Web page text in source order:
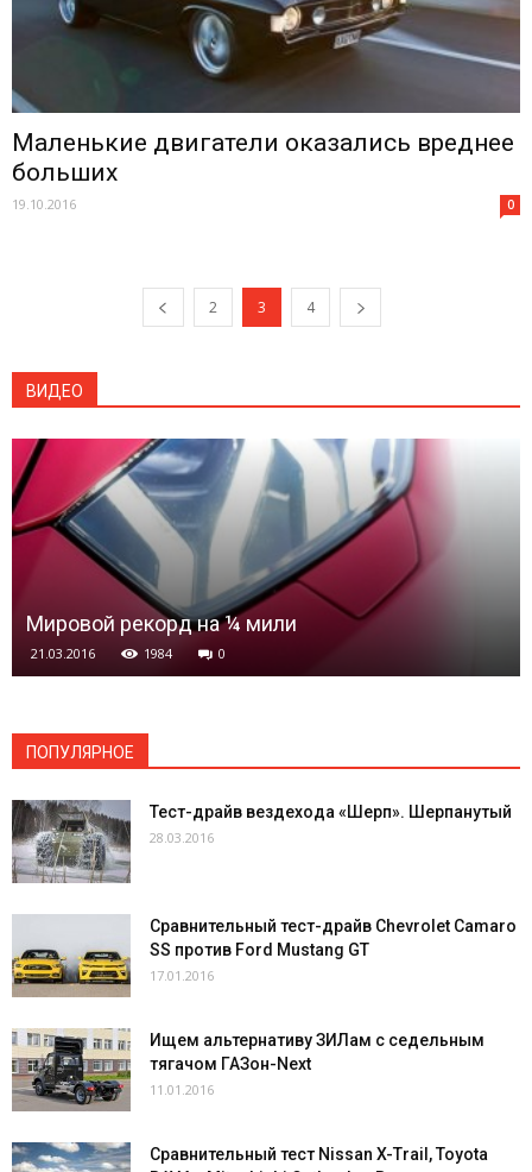
Маленькие двигатели оказались вреднее
больших
19.10.2016 0
2 3 4
ВИДЕО
Мировой рекорд на ¼ мили
21.03.2016 1984 0
ПОПУЛЯРНОЕ
Тест-драйв вездехода «Шерп». Шерпанутый
28.03.2016
Сравнительный тест-драйв Chevrolet Camaro
SS против Ford Mustang GT
17.01.2016
Ищем альтернативу ЗИЛам с седельным
тягачом ГАЗон-Next
11.01.2016
Сравнительный тест Nissan X-Trail, Toyota